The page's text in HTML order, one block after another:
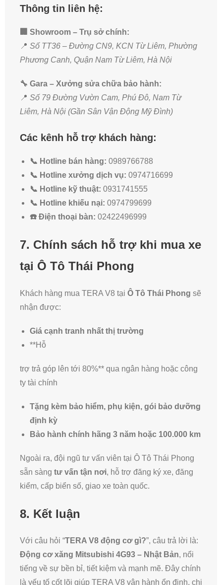
Thông tin liên hệ:
🏢 Showroom – Trụ sở chính:
📍 Số TT36 – Đường CN9, KCN Từ Liêm, Phường
Phương Canh, Quận Nam Từ Liêm, Hà Nội
🔧 Gara – Xưởng sửa chữa bảo hành:
📍 Số 79 Đường Vườn Cam, Phú Đô, Nam Từ
Liêm, Hà Nội (Gần Sân Vận Động Mỹ Đình)
Các kênh hỗ trợ khách hàng:
📞 Hotline bán hàng: 0989766788
📞 Hotline xưởng dịch vụ: 0974716699
📞 Hotline kỹ thuật: 0931741555
📞 Hotline khiếu nại: 0974799699
☎️ Điện thoại bàn: 02422496999
7. Chính sách hỗ trợ khi mua xe
tại Ô Tô Thái Phong
Khách hàng mua TERA V8 tại Ô Tô Thái Phong sẽ
nhận được:
Giá cạnh tranh nhất thị trường
**Hỗ
trợ trả góp lên tới 80%** qua ngân hàng hoặc công
ty tài chính
Tặng kèm bảo hiểm, phụ kiện, gói bảo dưỡng
định kỳ
Bảo hành chính hãng 3 năm hoặc 100.000 km
Ngoài ra, đội ngũ tư vấn viên tại Ô Tô Thái Phong
sẵn sàng tư vấn tận nơi, hỗ trợ đăng ký xe, đăng
kiểm, cấp biển số, giao xe toàn quốc.
8. Kết luận
Với câu hỏi “TERA V8 động cơ gì?”, câu trả lời là:
Động cơ xăng Mitsubishi 4G93 – Nhật Bản, nổi
tiếng về sự bền bỉ, tiết kiệm và mạnh mẽ. Đây chính
là yếu tố cốt lõi giúp TERA V8 vận hành ổn định, chi